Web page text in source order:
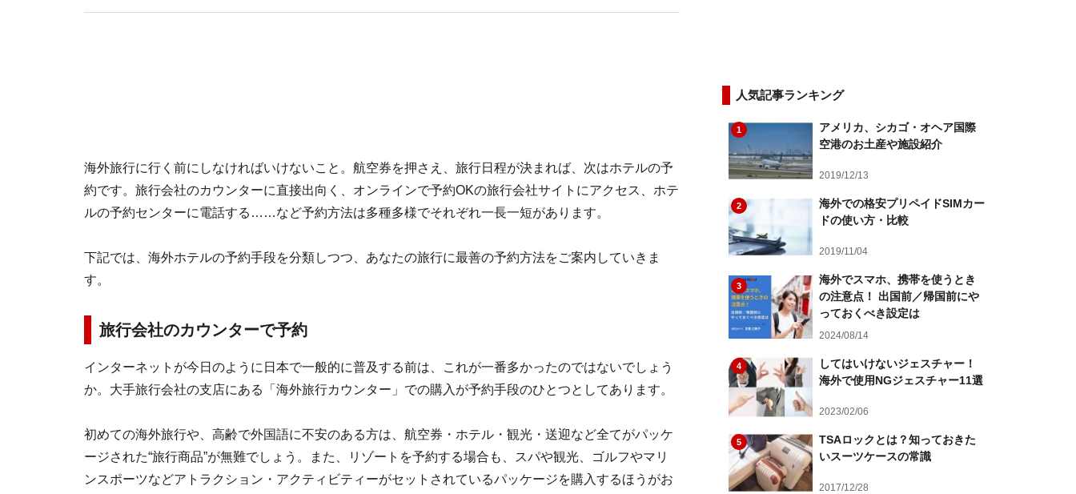
海外旅行に行く前にしなければいけないこと。航空券を押さえ、旅行日程が決まれば、次はホテルの予
約です。旅行会社のカウンターに直接出向く、オンラインで予約OKの旅行会社サイトにアクセス、ホテ
ルの予約センターに電話する……など予約方法は多種多様でそれぞれ一長一短があります。
下記では、海外ホテルの予約手段を分類しつつ、あなたの旅行に最善の予約方法をご案内していきま
す。
旅行会社のカウンターで予約
インターネットが今日のように日本で一般的に普及する前は、これが一番多かったのではないでしょう
か。大手旅行会社の支店にある「海外旅行カウンター」での購入が予約手段のひとつとしてあります。
初めての海外旅行や、高齢で外国語に不安のある方は、航空券・ホテル・観光・送迎など全てがパッケ
ージされた“旅行商品”が無難でしょう。また、リゾートを予約する場合も、スパや観光、ゴルフやマリ
ンスポーツなどアトラクション・アクティビティーがセットされているパッケージを購入するほうがお
人気記事ランキング
1
アメリカ、シカゴ・オヘア国際
空港のお土産や施設紹介
2019/12/13
2
海外での格安プリペイドSIMカー
ドの使い方・比較
2019/11/04
3
海外でスマホ、携帯を使うとき
の注意点！ 出国前／帰国前にや
っておくべき設定は
2024/08/14
4
してはいけないジェスチャー！
海外で使用NGジェスチャー11選
2023/02/06
5
TSAロックとは？知っておきた
いスーツケースの常識
2017/12/28